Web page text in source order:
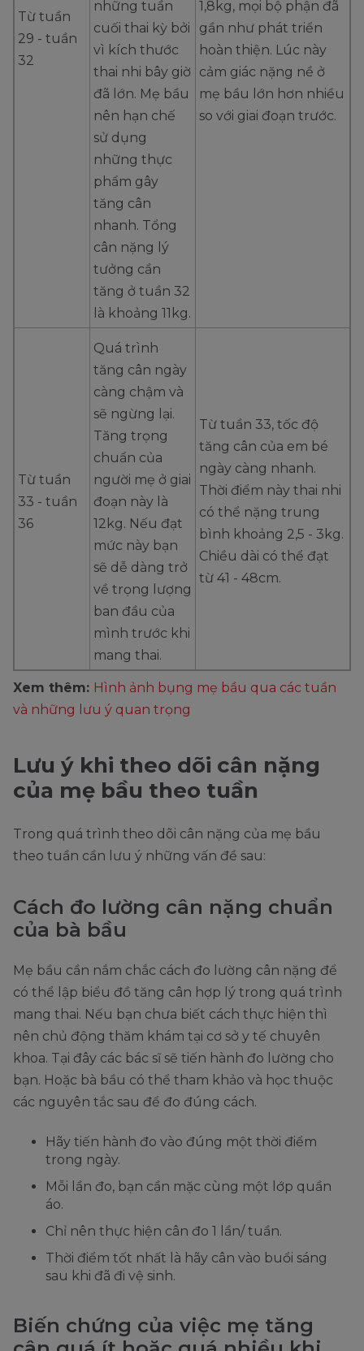
Từ tuần
29 - tuần
32
những tuần
cuối thai kỳ bởi
vì kích thước
thai nhi bây giờ
đã lớn. Mẹ bầu
nên hạn chế
sử dụng
những thực
phẩm gây
tăng cân
nhanh. Tổng
cân nặng lý
tưởng cần
tăng ở tuần 32
là khoảng 11kg.
1,8kg, mọi bộ phận đã
gần như phát triển
hoàn thiện. Lúc này
cảm giác nặng nề ở
mẹ bầu lớn hơn nhiều
so với giai đoạn trước.
Từ tuần
33 - tuần
36
Quá trình
tăng cân ngày
càng chậm và
sẽ ngừng lại.
Tăng trọng
chuẩn của
người mẹ ở giai
đoạn này là
12kg. Nếu đạt
mức này bạn
sẽ dễ dàng trở
về trọng lượng
ban đầu của
mình trước khi
mang thai.
Từ tuần 33, tốc độ
tăng cân của em bé
ngày càng nhanh.
Thời điểm này thai nhi
có thể nặng trung
bình khoảng 2,5 - 3kg.
Chiều dài có thể đạt
từ 41 - 48cm.
Xem thêm: Hình ảnh bụng mẹ bầu qua các tuần
và những lưu ý quan trọng
Lưu ý khi theo dõi cân nặng
của mẹ bầu theo tuần
Trong quá trình theo dõi cân nặng của mẹ bầu
theo tuần cần lưu ý những vấn đề sau:
Cách đo lường cân nặng chuẩn
của bà bầu
Mẹ bầu cần nắm chắc cách đo lường cân nặng để
có thể lập biểu đồ tăng cân hợp lý trong quá trình
mang thai. Nếu bạn chưa biết cách thực hiện thì
nên chủ động thăm khám tại cơ sở y tế chuyên
khoa. Tại đây các bác sĩ sẽ tiến hành đo lường cho
bạn. Hoặc bà bầu có thể tham khảo và học thuộc
các nguyên tắc sau để đo đúng cách.
Hãy tiến hành đo vào đúng một thời điểm
trong ngày.
Mỗi lần đo, bạn cần mặc cùng một lớp quần
áo.
Chỉ nên thực hiện cân đo 1 lần/ tuần.
Thời điểm tốt nhất là hãy cân vào buổi sáng
sau khi đã đi vệ sinh.
Biến chứng của việc mẹ tăng